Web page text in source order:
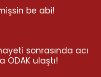
be abi!
sonrasında acı
ODAK ulaştı!